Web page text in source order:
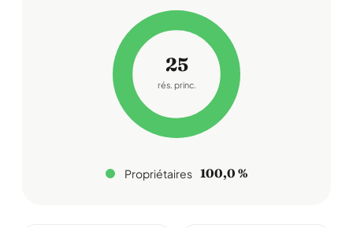
25
rés. princ.
Propriétaires 100,0 %